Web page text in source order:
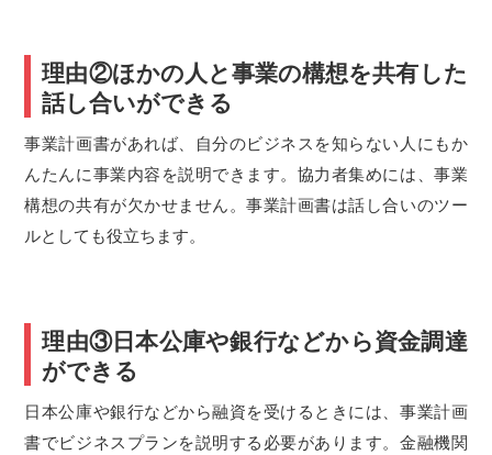
理由②ほかの人と事業の構想を共有した
話し合いができる
事業計画書があれば、自分のビジネスを知らない人にもか
んたんに事業内容を説明できます。協力者集めには、事業
構想の共有が欠かせません。事業計画書は話し合いのツー
ルとしても役立ちます。
理由③日本公庫や銀行などから資金調達
ができる
日本公庫や銀行などから融資を受けるときには、事業計画
書でビジネスプランを説明する必要があります。金融機関